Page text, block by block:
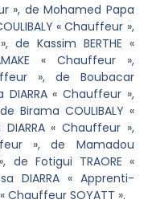
», de Mohamed Papa
« Chauffeur »,
de Kassim BERTHE «
« Chauffeur »,
», de Boubacar
« Chauffeur »,
Birama COULIBALY «
« Chauffeur »,
», de Mamadou
de Fotigui TRAORE «
DIARRA « Apprenti-
Chauffeur SOYATT ».